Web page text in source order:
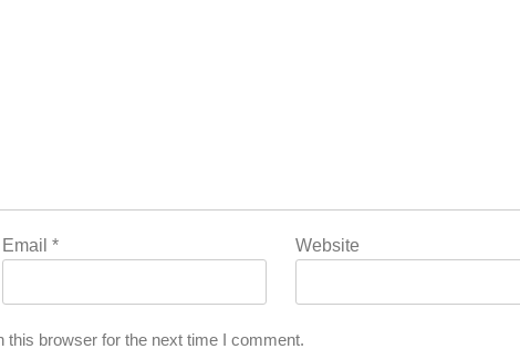
Email* Website
browser for the next time I comment.